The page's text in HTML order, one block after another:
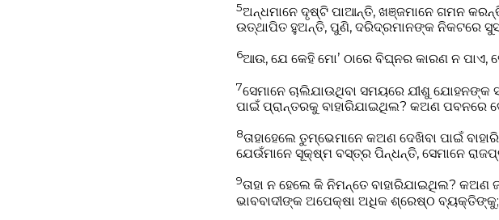
5ଅନ୍ଧମାନେ ଦୃଷ୍ଟି ପାଆନ୍ତି, ଖଞ୍ଜମାନେ ଗମନ
ଉତ୍ଥାପିତ ହୁଅନ୍ତି, ପୁଣି, ଦରିଦ୍ରମାନଙ୍କ ନିକଟରେ
6ଆଉ, ଯେ କେହି ମୋʼ ଠାରେ ବିଘ୍ନର କାରଣ ନ ପାଏ,
7ସେମାନେ ଚାଲିଯାଉଥିବା ସମୟରେ ଯୀଶୁ ଯୋହନଙ୍କ
ପାଇଁ ପ୍ରାନ୍ତରକୁ ବାହାରିଯାଇଥିଲ? କଅଣ ପବନରେ
8ତାହାହେଲେ ତୁମ୍ଭେମାନେ କଅଣ ଦେଖିବା ପାଇଁ
ଯେଉଁମାନେ ସୂକ୍ଷ୍ମ ବସ୍ତ୍ର ପିନ୍ଧନ୍ତି, ସେମାନେ
9ତାହା ନ ହେଲେ କି ନିମନ୍ତେ ବାହାରିଯାଇଥିଲ?
ଭାବବାଦୀଙ୍କ ଅପେକ୍ଷା ଅଧିକ ଶ୍ରେଷ୍ଠ